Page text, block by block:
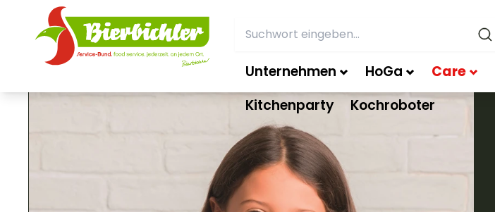
Unternehmen HoGa Care
Kitchenparty
Kochroboter